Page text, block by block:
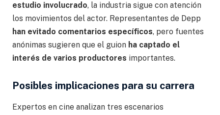
estudio involucrado, la industria sigue con atención
los movimientos del actor. Representantes de Depp
han evitado comentarios específicos, pero fuentes
anónimas sugieren que el guion ha captado el
interés de varios productores importantes.
Posibles implicaciones para su carrera
Expertos en cine analizan tres escenarios